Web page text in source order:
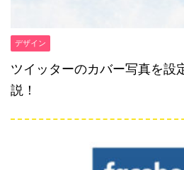
デザイン
ツイッターのカバー写真を設
説！